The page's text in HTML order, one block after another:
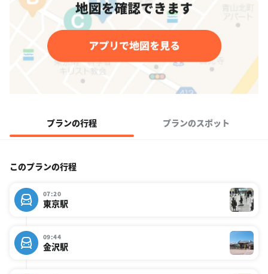
プランの行程 プランのスポット
このプランの行程
07:20
東京駅
09:44
金沢駅